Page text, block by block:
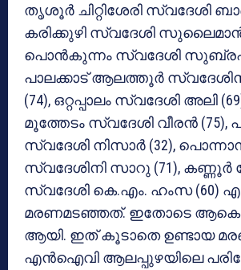
തൃശൂര്‍ ചിറ്റിശേരി സ്വദേശി
കരിക്കുഴി സ്വദേശി സുലൈമാന്‍
പൊന്‍കുന്നം സ്വദേശി
പാലക്കാട് ആലത്തൂര്‍
(74), ഒറ്റപ്പാലം സ്വദേശി അലി
മൂത്തേടം സ്വദേശി വീരന്‍ (75),
സ്വദേശി നിസാര്‍ (32),
സ്വദേശിനി സാറു (71), കണ്ണൂര്‍
സ്വദേശി കെ.എം. ഹംസ (60)
മരണമടഞ്ഞത്. ഇതോടെ ആകെ
ആയി. ഇത് കൂടാതെ ഉണ്ടായ
എന്‍ഐവി ആലപ്പുഴയിലെ